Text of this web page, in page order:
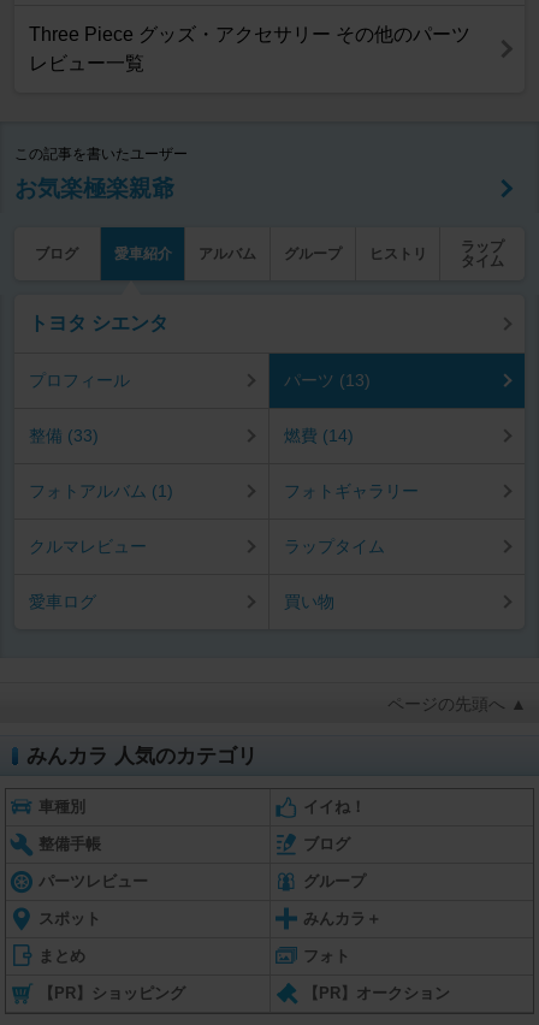
Three Piece グッズ・アクセサリー その他のパーツ
レビュー一覧
この記事を書いたユーザー
お気楽極楽親爺
ブログ 愛車紹介 アルバム グループ ヒストリ
ラップ
タイム
トヨタ シエンタ
プロフィール パーツ (13)
整備 (33) 燃費 (14)
フォトアルバム (1) フォトギャラリー
クルマレビュー ラップタイム
愛車ログ 買い物
ページの先頭へ ▲
みんカラ 人気のカテゴリ
車種別 イイね！
整備手帳 ブログ
パーツレビュー グループ
スポット みんカラ＋
まとめ フォト
【PR】ショッピング 【PR】オークション